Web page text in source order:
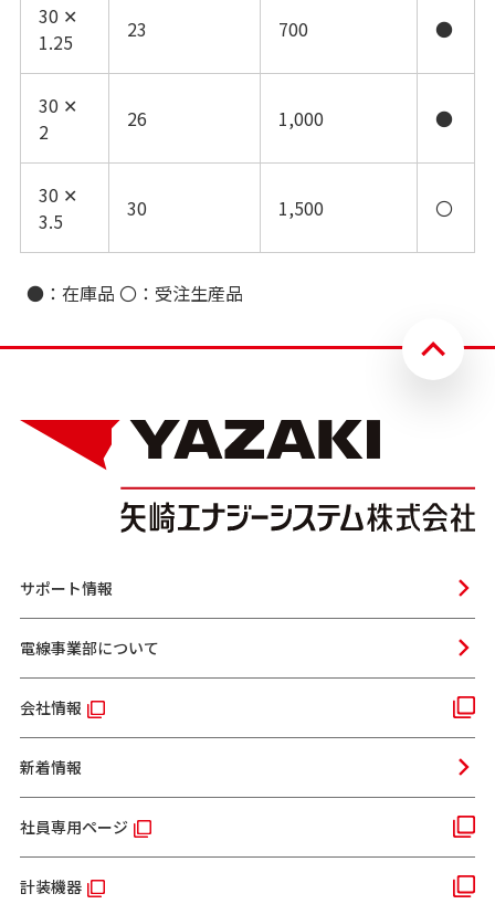
30 ✕
1.25
23 700 ●
30 ✕
2
26 1,000 ●
30 ✕
3.5
30 1,500 〇
●：在庫品 〇：受注生産品
サポート情報
電線事業部について
会社情報
新着情報
社員専用ページ
計装機器